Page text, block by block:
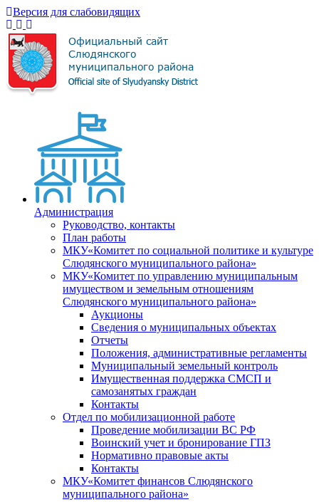
Версия для слабовидящих
Администрация
Руководство, контакты
План работы
МКУ«Комитет по социальной политике и культуре
Слюдянского муниципального района»
МКУ«Комитет по управлению муниципальным
имуществом и земельным отношениям
Слюдянского муниципального района»
Аукционы
Сведения о муниципальных объектах
Отчеты
Положения, административные регламенты
Муниципальный земельный контроль
Имущественная поддержка СМСП и
самозанятых граждан
Контакты
Отдел по мобилизационной работе
Проведение мобилизации ВС РФ
Воинский учет и бронирование ГПЗ
Нормативно правовые акты
Контакты
МКУ«Комитет финансов Слюдянского
муниципального района»